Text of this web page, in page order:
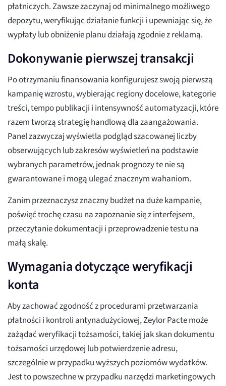
płatniczych. Zawsze zaczynaj od minimalnego możliwego
depozytu, weryfikując działanie funkcji i upewniając się, że
wypłaty lub obniżenie planu działają zgodnie z reklamą.
Dokonywanie pierwszej transakcji
Po otrzymaniu finansowania konfigurujesz swoją pierwszą
kampanię wzrostu, wybierając regiony docelowe, kategorie
treści, tempo publikacji i intensywność automatyzacji, które
razem tworzą strategię handlową dla zaangażowania.
Panel zazwyczaj wyświetla podgląd szacowanej liczby
obserwujących lub zakresów wyświetleń na podstawie
wybranych parametrów, jednak prognozy te nie są
gwarantowane i mogą ulegać znacznym wahaniom.
Zanim przeznaczysz znaczny budżet na duże kampanie,
poświęć trochę czasu na zapoznanie się z interfejsem,
przeczytanie dokumentacji i przeprowadzenie testu na
małą skalę.
Wymagania dotyczące weryfikacji
konta
Aby zachować zgodność z procedurami przetwarzania
płatności i kontroli antynadużyciowej, Zeylor Pacte może
zażądać weryfikacji tożsamości, takiej jak skan dokumentu
tożsamości urzędowej lub potwierdzenie adresu,
szczególnie w przypadku wyższych poziomów wydatków.
Jest to powszechne w przypadku narzędzi marketingowych